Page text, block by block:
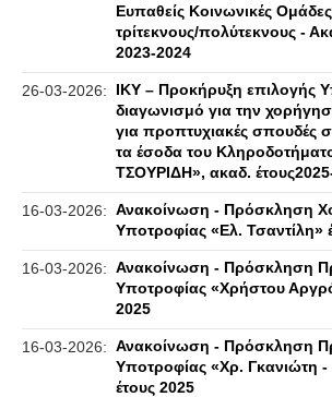
Ευπαθείς Κοινωνικές
τρίτεκνους/πολύτεκνους -
2023-2024
26-03-2026:
ΙΚΥ – Προκήρυξη επιλογής
διαγωνισμό για την
για προπτυχιακές σπουδές
τα έσοδα του
ΤΣΟΥΡΙΔΗ», ακαδ.
16-03-2026: Ανακοίνωση - Πρόσκληση
Υποτροφίας «Ελ. Τσαντίλη»
16-03-2026: Ανακοίνωση - Πρόσκληση
Υποτροφίας «Χρήστου
2025
16-03-2026: Ανακοίνωση - Πρόσκληση
Υποτροφίας «Χρ. Γκανιώτη
έτους 2025